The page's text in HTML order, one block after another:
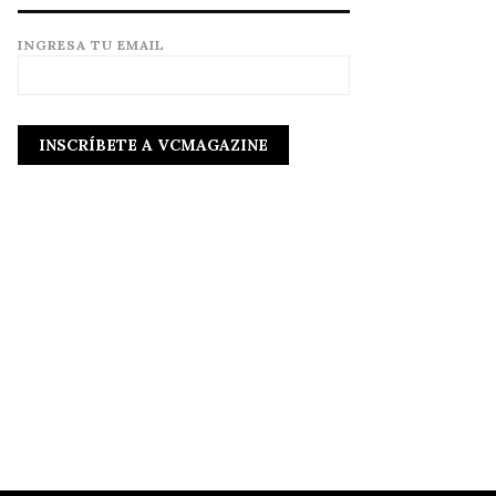
INGRESA TU EMAIL